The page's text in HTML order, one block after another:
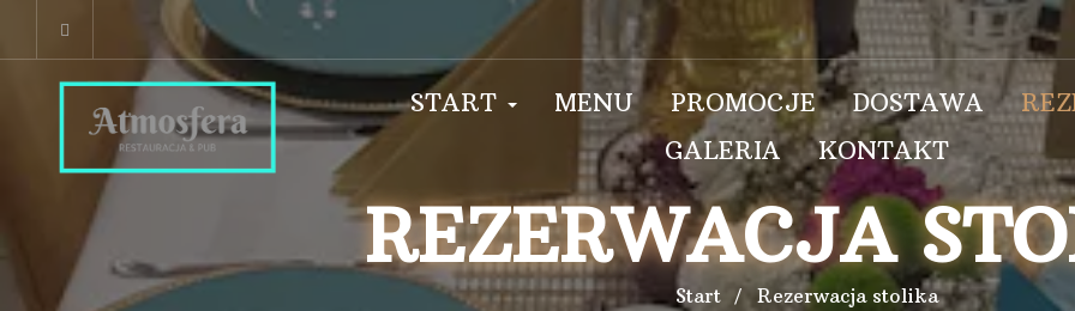
START MENU PROMOCJE DOSTAWA
GALERIA
KONTAKT
REZERWACJA
Start Rezerwacja stolika